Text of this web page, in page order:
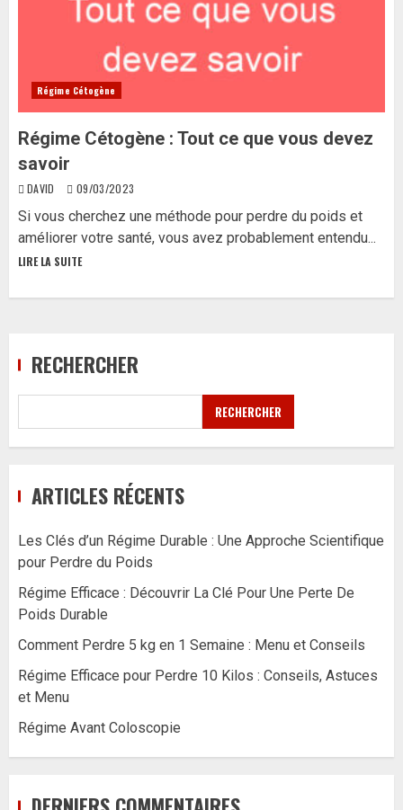
Régime Cétogène
Régime Cétogène : Tout ce que vous devez
savoir
DAVID 09/03/2023
Si vous cherchez une méthode pour perdre du poids et
améliorer votre santé, vous avez probablement entendu...
LIRE LA SUITE
RECHERCHER
RECHERCHER
ARTICLES RÉCENTS
Les Clés d’un Régime Durable : Une Approche Scientifique
pour Perdre du Poids
Régime Efficace : Découvrir La Clé Pour Une Perte De
Poids Durable
Comment Perdre 5 kg en 1 Semaine : Menu et Conseils
Régime Efficace pour Perdre 10 Kilos : Conseils, Astuces
et Menu
Régime Avant Coloscopie